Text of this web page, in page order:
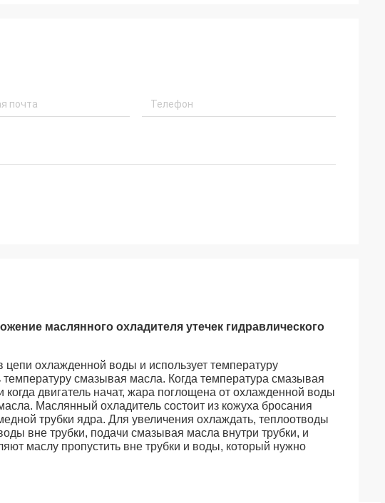
маслянного охладителя утечек гидравлического
охлажденной воды и использует температуру
смазывая масла. Когда температура смазывая
двигатель начат, жара поглощена от охлажденной воды
Маслянный охладитель состоит из кожуха бросания
трубки ядра. Для увеличения охлаждать, теплоотводы
вне трубки, подачи смазывая масла внутри трубки, и
маслу пропустить вне трубки и воды, который нужно